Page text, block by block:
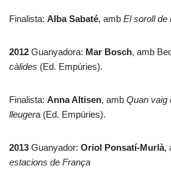
Finalista: Alba Sabaté, amb El soroll de
2012 Guanyadora: Mar Bosch, amb
càlides (Ed. Empúries).
Finalista: Anna Altisen, amb Quan vaig
lleugera (Ed. Empúries).
2013 Guanyador: Oriol Ponsatí-Murlà,
estacions de França